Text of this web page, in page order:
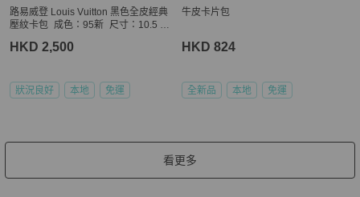
路易威登 Louis Vuitton 黑色全皮經典
壓紋卡包 成色：95新 尺寸：10.5 ×
HKD 2,500
狀況良好 本地 免運
牛皮卡片包
HKD 824
全新品 本地 免運
看更多